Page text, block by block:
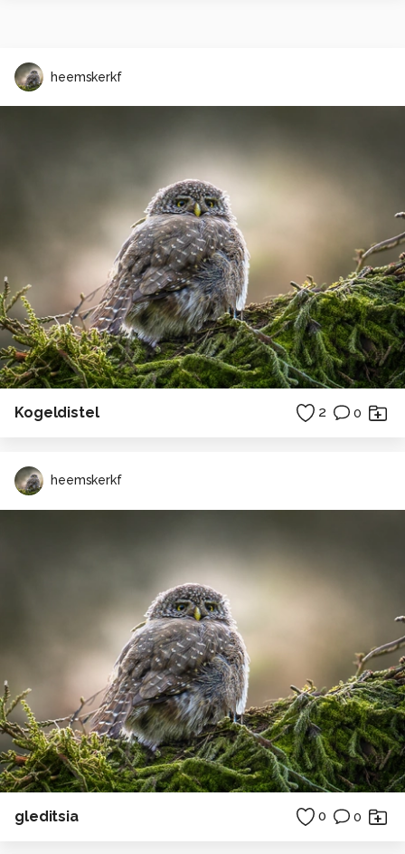
heemskerkf
Kogeldistel 2 0
heemskerkf
gleditsia 0 0